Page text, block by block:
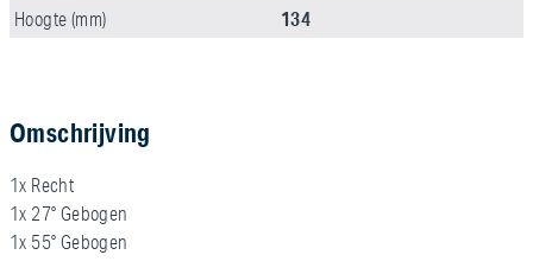
Hoogte (mm) 134
Omschrijving
1x Recht
1x 27° Gebogen
1x 55° Gebogen